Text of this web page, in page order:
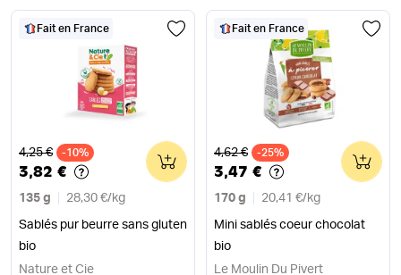
Fait en France
Ancien prix
4,25 € -10%
3,82 €
135 g 28,30 €/ kg
Sablés pur beurre sans gluten
bio
0
Nature et Cie
Fait en France
Ancien prix
4,62 € -25%
3,47 €
170 g 20,41 €/ kg
Mini sablés coeur chocolat
bio
0
Le Moulin Du Pivert